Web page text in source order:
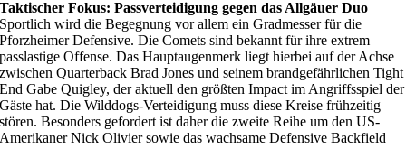
Taktischer Fokus: Passverteidigung gegen das Allgäuer Duo
Sportlich wird die Begegnung vor allem ein Gradmesser für die
Pforzheimer Defensive. Die Comets sind bekannt für ihre extrem
passlastige Offense. Das Hauptaugenmerk liegt hierbei auf der Achse
zwischen Quarterback Brad Jones und seinem brandgefährlichen Tight
End Gabe Quigley, der aktuell den größten Impact im Angriffsspiel der
Gäste hat. Die Wilddogs-Verteidigung muss diese Kreise frühzeitig
stören. Besonders gefordert ist daher die zweite Reihe um den US-
Amerikaner Nick Olivier sowie das wachsame Defensive Backfield